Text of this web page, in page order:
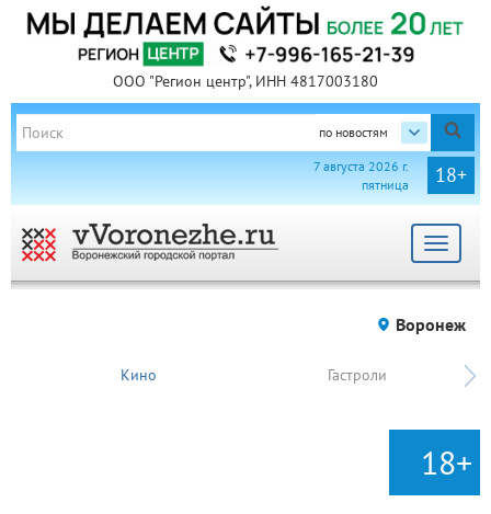
ООО "Регион центр", ИНН 4817003180
по новостям
18+
7 августа 2026 г.
пятница
Toggle
Воронеж
Кино Гастроли
18+